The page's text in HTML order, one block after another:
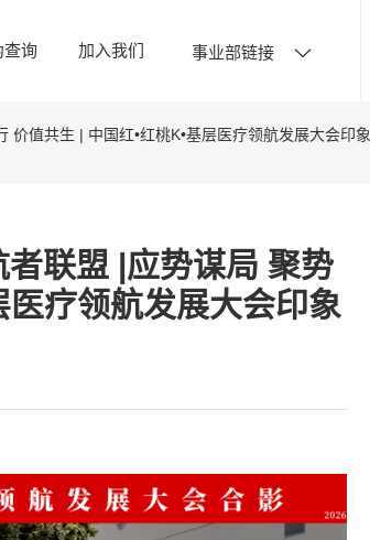
查询 加入我们 事业部链接
值共生 | 中国红•红桃K•基层医疗领航发展大会印象
联盟 |应势谋局 聚势
医疗领航发展大会印象